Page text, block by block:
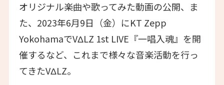
オリジナル楽曲や歌ってみた動画の公開、ま
た、2023年6月9日（金）にKT Zepp
YokohamaでVΔLZ 1st LIVE『一唱入魂』を開
催するなど、これまで様々な音楽活動を行っ
てきたVΔLZ。